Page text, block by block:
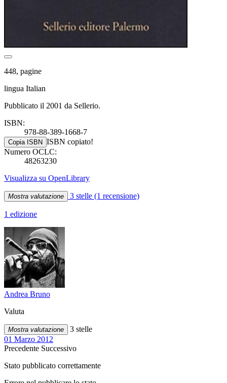
448, pagine
lingua Italian
Pubblicato il 2001 da Sellerio.
ISBN:
978-88-389-1668-7
Copia ISBN ISBN copiato!
Numero OCLC:
48263230
Visualizza su OpenLibrary
Mostra valutazione 3 stelle (1 recensione)
1 edizione
Andrea Bruno
Valuta
Mostra valutazione
3 stelle
01 Marzo 2012
Precedente Successivo
Stato pubblicato correttamente